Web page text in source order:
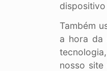
Também
a hora da
nosso